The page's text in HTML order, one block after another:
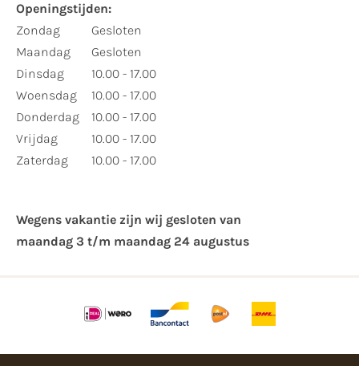
Openingstijden:
Zondag
Maandag
Dinsdag
Woensdag
Donderdag
Vrijdag
Zaterdag
Gesloten
Gesloten
10.00 - 17.00
10.00 - 17.00
10.00 - 17.00
10.00 - 17.00
10.00 - 17.00
Wegens vakantie zijn wij gesloten van ​
maandag 3 t/m maandag 24 augustus